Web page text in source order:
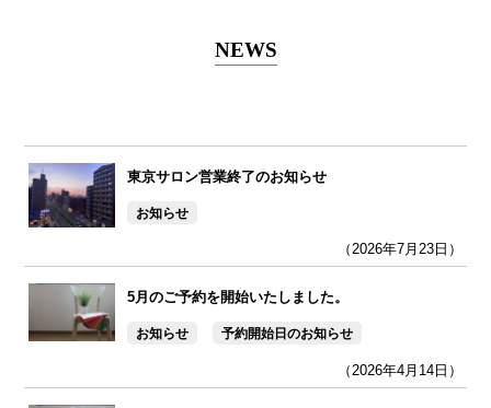
NEWS
東京サロン営業終了のお知らせ
お知らせ
（2026年7月23日）
5月のご予約を開始いたしました。
お知らせ 予約開始日のお知らせ
（2026年4月14日）